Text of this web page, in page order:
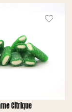
Citrique